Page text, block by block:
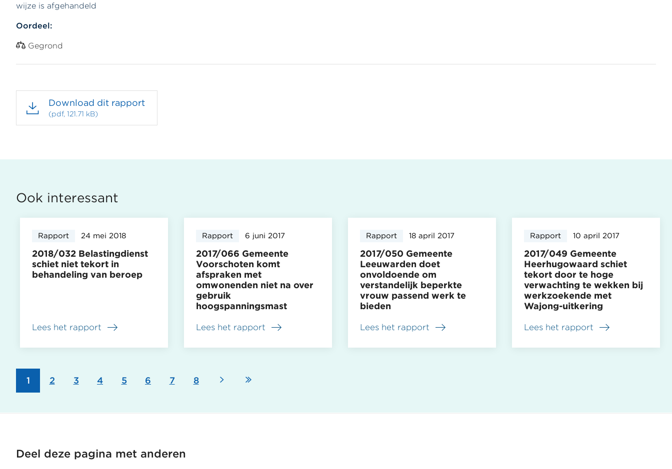
wijze is afgehandeld
Oordeel:
Gegrond
Download dit rapport
(pdf, 121.71 kB)
Ook interessant
2018/032 Belastingdienst
schiet niet tekort in
behandeling van beroep
Rapport 24 mei 2018
Lees het rapport
over
schiet
tekort
behandeling
2017/066 Gemeente
Voorschoten komt
afspraken met
omwonenden niet na over
gebruik
hoogspanningsmast
Rapport 6 juni 2017
Lees het rapport
over
komt
omwonenden
2017/050 Gemeente
Leeuwarden doet
onvoldoende om
verstandelijk beperkte
vrouw passend werk te
bieden
Rapport 18 april 2017
Lees het rapport
over
verstandelijk
2017/049 Gemeente
Heerhugowaard schiet
tekort door te hoge
verwachting te wekken bij
werkzoekende met
Wajong-uitkering
Rapport 10 april 2017
Lees het rapport
over
te
Paginering
Pagina
1 Pagina
2 Pagina
3 Pagina
4 Pagina
5 Pagina
6 Pagina
7 Pagina
8 Volgende
Deel deze pagina met anderen